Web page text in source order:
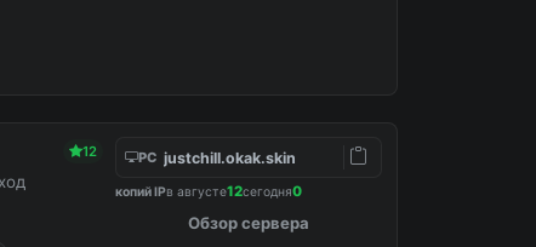
12 PC justchill.okak.skin
копий IPв августе12сегодня0
Обзор сервера